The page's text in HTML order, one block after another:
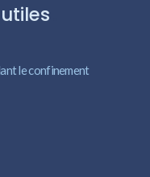
le confinement